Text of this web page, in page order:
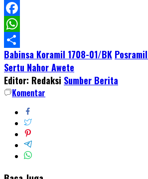
LinkedIn
Facebook
WhatsApp
Share
Babinsa Koramil 1708-01/BK
Sertu Nahor Awete
Editor: Redaksi Sumber Berita
Komentar